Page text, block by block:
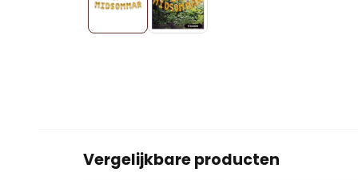
Vergelijkbare producten